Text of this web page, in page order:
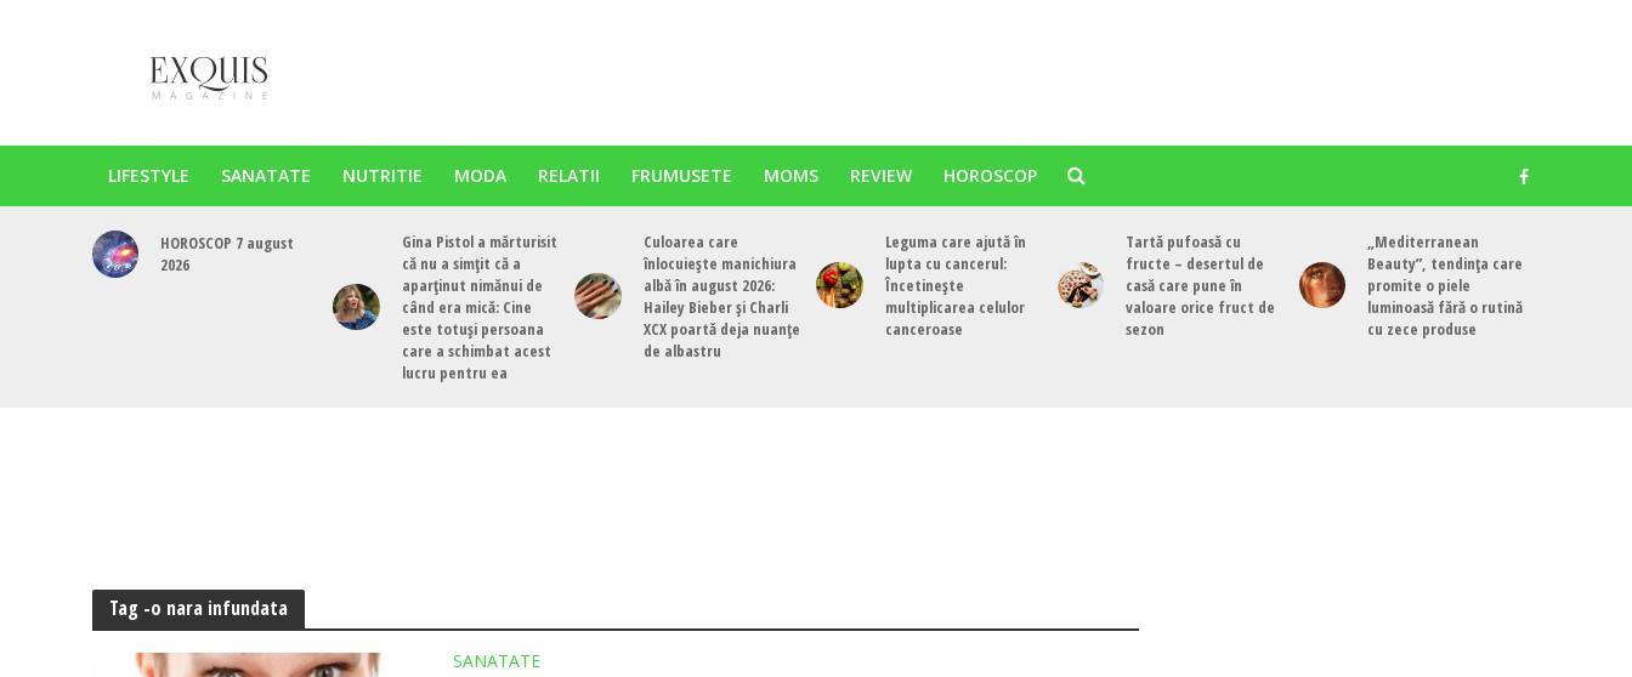
LIFESTYLE SANATATE NUTRITIE MODA RELATII FRUMUSETE MOMS REVIEW HOROSCOP
HOROSCOP 7 august
2026
Gina Pistol a mărturisit
că nu a simțit că a
aparținut nimănui de
când era mică: Cine
este totuși persoana
care a schimbat acest
lucru pentru ea
Culoarea care
înlocuiește manichiura
albă în august 2026:
Hailey Bieber și Charli
XCX poartă deja nuanțe
de albastru
Leguma care ajută în
lupta cu cancerul:
Încetinește
multiplicarea celulor
canceroase
Tartă pufoasă cu
fructe – desertul de
casă care pune în
valoare orice fruct de
sezon
„Mediterranean
Beauty”, tendința care
promite o piele
luminoasă fără o rutină
cu zece produse
Tag -o nara infundata
SANATATE